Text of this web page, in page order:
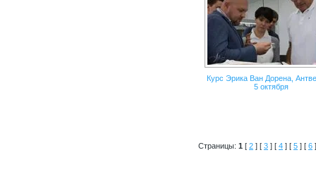
Курс Эрика Ван Дорена,
5 октября
Страницы: 1 [ 2 ] [ 3 ] [ 4 ] [ 5 ] [ 6